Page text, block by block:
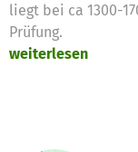
liegt bei ca 1300-
Prüfung.
weiterlesen